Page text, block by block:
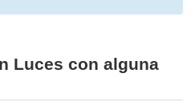
Luces con alguna